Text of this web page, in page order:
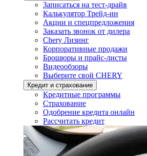
Записаться на тест-драйв
Калькулятор Трейд-ин
Акции и спецпредложения
Заказать звонок от дилера
Chery Лизинг
Корпоративные продажи
Брошюры и прайс-листы
Видеообзоры
Выберите свой CHERY
Кредит и страхование
Кредитные программы
Страхование
Одобрение кредита онлайн
Рассчитать кредит